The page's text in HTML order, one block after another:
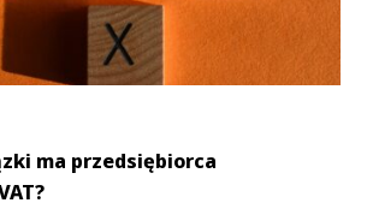
ma przedsiębiorca